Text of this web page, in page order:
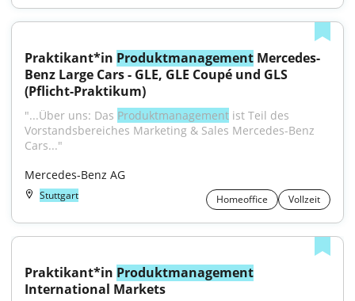
Praktikant*in Produktmanagement Mercedes-
Benz Large Cars - GLE, GLE Coupé und GLS
(Pflicht-Praktikum)
"...Über uns: Das Produktmanagement ist Teil des
Vorstandsbereiches Marketing & Sales Mercedes-Benz
Cars..."
Mercedes-Benz AG
Stuttgart Homeoffice Vollzeit
Praktikant*in Produktmanagement
International Markets